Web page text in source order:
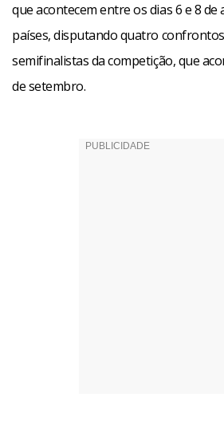
que acontecem entre os dias 6 e 8 de
países, disputando quatro
semifinalistas da competição, que
de setembro.